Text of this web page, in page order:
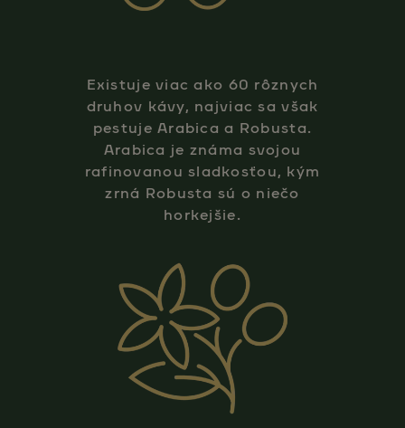
Existuje viac ako 60 rôznych
druhov kávy, najviac sa však
pestuje Arabica a Robusta.
Arabica je známa svojou
rafinovanou sladkosťou, kým
zrná Robusta sú o niečo
horkejšie.